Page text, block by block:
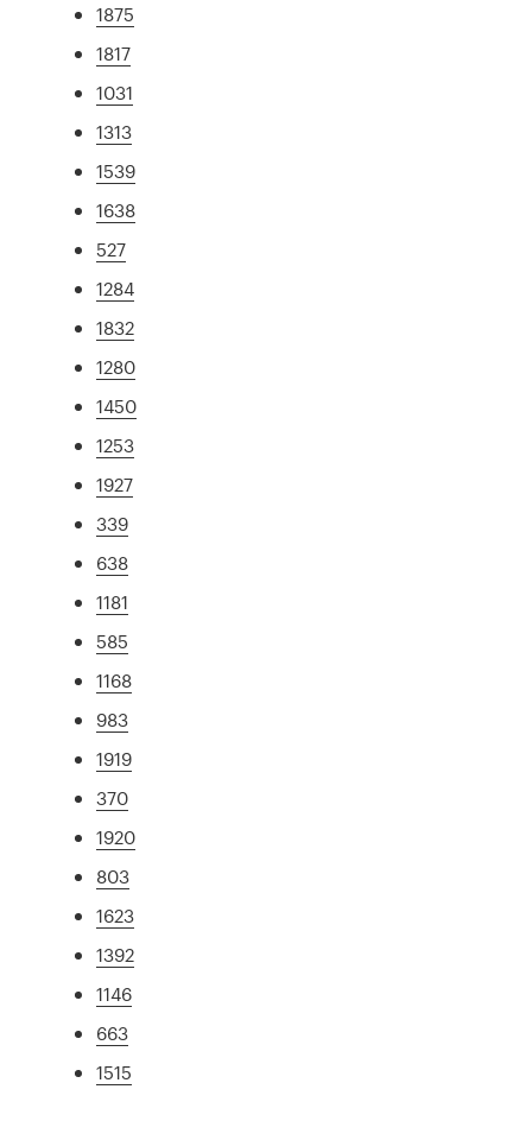
1875
1817
1031
1313
1539
1638
527
1284
1832
1280
1450
1253
1927
339
638
1181
585
1168
983
1919
370
1920
803
1623
1392
1146
663
1515